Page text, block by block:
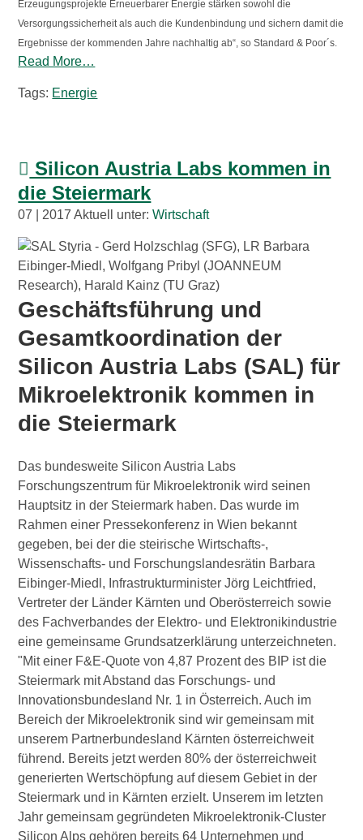
Erzeugungsprojekte Erneuerbarer Energie stärken sowohl die
Versorgungssicherheit als auch die Kundenbindung und sichern damit die
Ergebnisse der kommenden Jahre nachhaltig ab“, so Standard & Poor´s.
Read More…
Tags: Energie
Silicon Austria Labs kommen in
die Steiermark
07 | 2017 Aktuell unter:Wirtschaft
Geschäftsführung und
Gesamtkoordination der
Silicon Austria Labs (SAL) für
Mikroelektronik kommen in
die Steiermark
Das bundesweite Silicon Austria Labs
Forschungszentrum für Mikroelektronik wird seinen
Hauptsitz in der Steiermark haben. Das wurde im
Rahmen einer Pressekonferenz in Wien bekannt
gegeben, bei der die steirische Wirtschafts-,
Wissenschafts- und Forschungslandesrätin Barbara
Eibinger-Miedl, Infrastrukturminister Jörg Leichtfried,
Vertreter der Länder Kärnten und Oberösterreich sowie
des Fachverbandes der Elektro- und Elektronikindustrie
eine gemeinsame Grundsatzerklärung unterzeichneten.
"Mit einer F&E-Quote von 4,87 Prozent des BIP ist die
Steiermark mit Abstand das Forschungs- und
Innovationsbundesland Nr. 1 in Österreich. Auch im
Bereich der Mikroelektronik sind wir gemeinsam mit
unserem Partnerbundesland Kärnten österreichweit
führend. Bereits jetzt werden 80% der österreichweit
generierten Wertschöpfung auf diesem Gebiet in der
Steiermark und in Kärnten erzielt. Unserem im letzten
Jahr gemeinsam gegründeten Mikroelektronik-Cluster
Silicon Alps gehören bereits 64 Unternehmen und